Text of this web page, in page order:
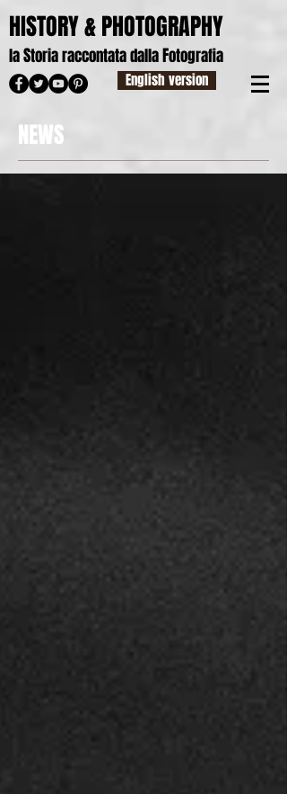
HISTORY & PHOTOGRAPHY
laStoria raccontata dallaFotografia
English version
NEWS